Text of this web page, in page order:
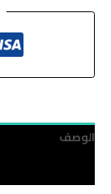
الوصف